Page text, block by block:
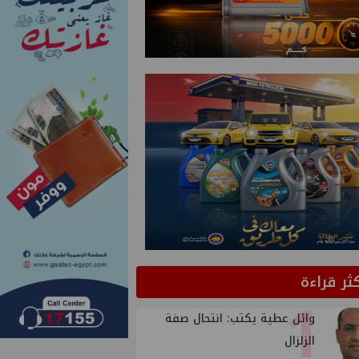
قراءة
وائل عطية يكتب: انتحال صفة
الزلزال